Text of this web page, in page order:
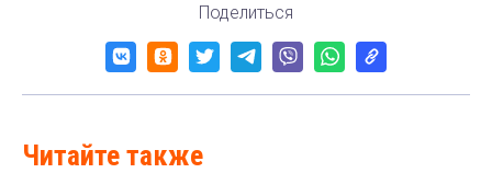
Поделиться
Читайте также